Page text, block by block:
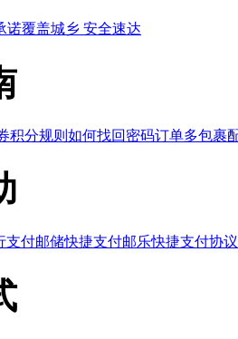
诺覆盖城乡 安全速达
积分规则 如何找回密码订单多包裹
支付邮储快捷支付邮乐快捷支付协议